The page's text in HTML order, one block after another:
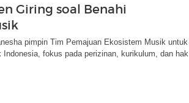
Giring soal Benahi
pimpin Tim Pemajuan Ekosistem Musik untuk
fokus pada perizinan, kurikulum, dan hak